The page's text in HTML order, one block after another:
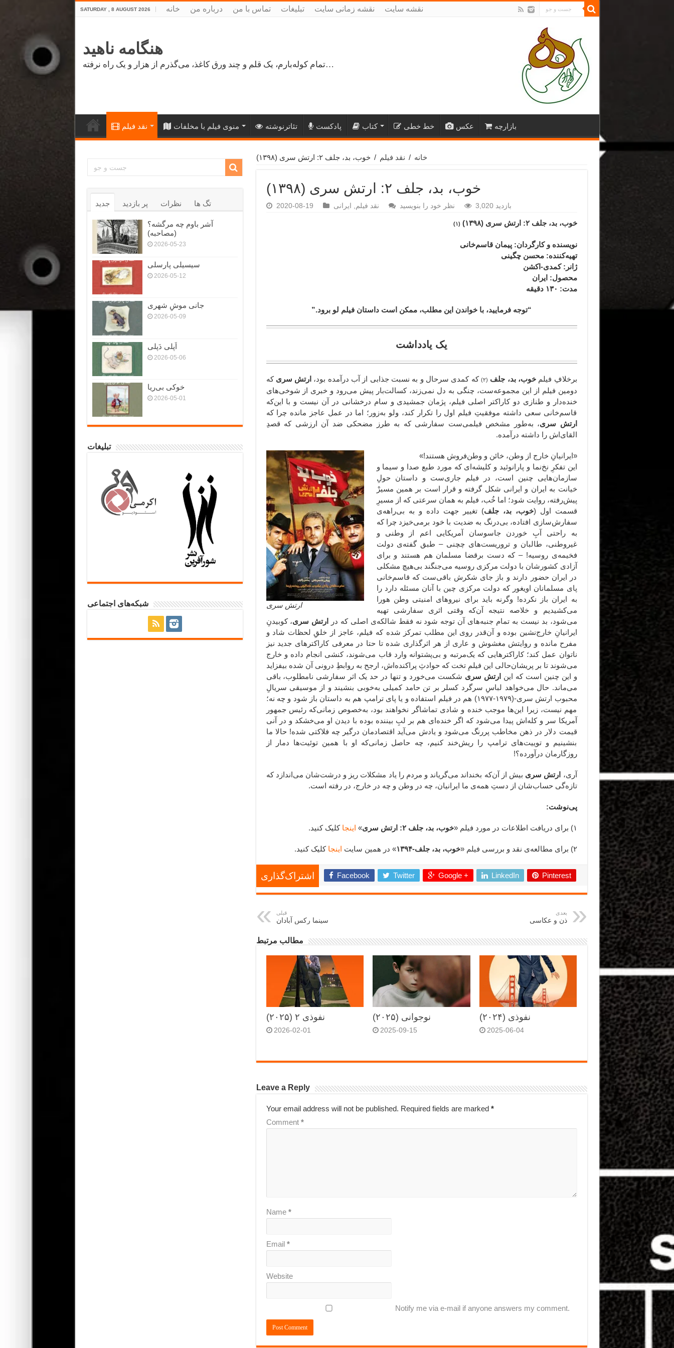
SATURDAY , 8 AUGUST 2026 خانه درباره من تماس با من تبلیغات نقشه زمانی سایت نقشه سایت
هنگامه ناهید
تمام کوله‌بارم، یک قلم و چند ورق کاغذ، می‌گذرم از هزار و یک راه نرفته…
نقد فیلم منوی فیلم با مخلفات تئاترنوشته پادکست کتاب خط خطی عکس بازارچه
خانه / نقد فیلم / خوب، بد، جلف ۲: ارتش سری (۱۳۹۸)
خوب، بد، جلف ۲: ارتش سری (۱۳۹۸)
2020-08-19 نقد فیلم ایرانی نظر خود را بنویسید 3,020 بازدید
خوب، بد، جلف ۲: ارتش سری (۱۳۹۸) (۱)
نویسنده و کارگردان: پیمان قاسم‌خانی
تهیه‌کننده: محسن چگینی
ژانر : کمدی-اکشن
محصول: ایران
مدت: ۱۳۰ دقیقه
“توجه فرمایید،‌ با خواندن این مطلب، ممکن است داستان فیلم لو برود.”
یک یادداشت
برخلافِ فیلمخوب، بد، جلف (۲) که کمدی سرحال و به نسبت جذابی از آب درآمده بود، ارتش سری که
دومین فیلم از این مجموعه‌ست، چنگی به دل نمی‌زند، کسالت‌بار پیش می‌رود و خبری از شوخی‌های
خنده‌دار و طنازی دو کاراکتر اصلی فیلم، پژمان جمشیدی و سام درخشانی در آن نیست و با این‌که
قاسم‌خانی سعی داشته موفقیتِ فیلم اول را تکرار کند، ولو به‌زور؛ اما در عمل عاجز مانده چرا که
ارتش سری، به‌طور مشخص فیلمی‌ست سفارشی که به طرز مضحکی ضد آن ارزشی که قصدِ
القای‌اش را داشته درآمده.
ارتش سری
«ایرانیانِ خارج از وطن، خائن و وطن‌فروش هستند!»
این تفکرِ نخ‌نما و پارانوئید و کلیشه‌ای که مورد طبع صدا و سیما و
سازمان‌هایی چنین است، در فیلم جاری‌ست و داستان حولِ
خیانت به ایران و ایرانی شکل گرفته و قرار است بر همین مسیرْ
پیش‌رفته، روایت شود؛ اما خُب، فیلم به همان سرعتی که از مسیرِ
قسمت اول (خوب، بد، جلف) تغییر جهت داده و به بی‌راهه‌ی
سفارش‌سازی افتاده، بی‌درنگ به ضدیت با خود برمی‌خیزد چرا که
به راحتی آبِ خوردن جاسوسان آمریکایی اعم از وطنی و
غیروطنی، طالبان و تروریست‌های چچنی – طبق گفته‌ی دولت
فخیمه‌ی روسیه! – که دست برقضا مسلمان هم هستند و برای
آزادی کشورشان با دولت مرکزی روسیه می‌جنگند بی‌هیچ مشکلی
در ایران حضور دارند و باز جای شکرش باقی‌ست که قاسم‌خانی
پای مسلمانان اویغور که دولت مرکزی چین با آنان مسئله دارد را
به ایران باز نکرده! وگرنه باید برای نیروهای امنیتی وطن هورا
می‌کشیدیم و خلاصه نتیجه آن‌که وقتی اثری سفارشی تهیه
می‌شود، بد نیست به تمام جنبه‌های آن توجه شود نه فقط شالکه‌ی اصلی که در
ارتش سری، کوبیدنِ
ایرانیانِ خارج‌نشین بوده و آن‌قدر روی این مطلب تمرکز شده که فیلم، عاجز از خلقِ لحظات شاد و
مفرح مانده و روایتش مغشوش و عاری از هر اثرگذاری شده تا حتا در معرفی کاراکترهای جدید نیز
ناتوان عمل کند؛ کاراکترهایی که یک‌مرتبه و بی‌پشتوانه وارد قاب می‌شوند، کنشی انجام داده و خارج
می‌شوند تا بر پریشان‌حالی این فیلمِ تخت که حوادثِ پراکنده‌اش، ارجح به روابطِ درونی آن شده بیفزاید
و این چنین است که این ارتش سری شکست می‌خورد و تنها در حد یک اثر سفارشی نامطلوب، باقی
می‌ماند. حال می‌خواهد لباسِ سرگرد کسلر بر تن حامد کمیلی به‌خوبی بنشیند و از موسیقی سریالِ
محبوب ارتش سری-(۱۹۷۹-۱۹۷۷) هم در فیلم استفاده و یا پای ترامپ هم به داستان باز شود و چه نه؛
مهم نیست، زیرا این‌ها موجب خنده و شادی تماشاگر نخواهند بود، به‌خصوص زمانی‌که رئیس جمهور
آمریکا سر و کله‌اش پیدا می‌شود که اگر خنده‌ای هم بر لبِ بیننده بوده با دیدن او می‌خشکد و در آنی
قیمت دلار در ذهن مخاطب پررنگ می‌شود و یادش می‌آید اقتصادمان درگیر چه فلاکتی شده! حالا ما
بنشینیم و توییت‌های ترامپ را ریش‌خند کنیم، چه حاصل زمانی‌که او با همین توئیت‌ها دمار از
روزگارمان درآورده؟!
آری، ارتش سری بیش از آن‌که بخنداند می‌گریاند و مردم را یاد مشکلات ریز و درشت‌شان می‌اندازد که
تازه‌گی حساب‌شان از دستِ همه‌ی ما ایرانیان، چه در وطن و چه در خارج، در رفته است.
پی‌نوشت:
۱) برای دریافت اطلاعات در مورد فیلم « خوب، بد، جلف ۲: ارتش سری » ‌ اینجا کلیک کنید.
۲) برای مطالعه‌ی نقد و بررسی فیلم « خوب، بد، جلف-۱۳۹۴ » در همین سایت اینجا کلیک کنید.
اشتراک‌گذاری Facebook Twitter Google + LinkedIn Pinterest
قبلی
سینما رکس آبادان
بعدی
ذن و عکاسی
مطالب مرتبط
نفوذی ۲ (۲۰۲۵)
2026-02-01
نوجوانی (۲۰۲۵)
2025-09-15
نفوذی (۲۰۲۴)
2025-06-04
Leave a Reply
Your email address will not be published. Required fields are marked *
Comment *
Name *
Email *
Website
Notify me via e-mail if anyone answers my comment.
جدید پر بازدید نظرات تگ ها
آشر باوم چه مرگشه؟
(مصاحبه)
2026-05-23
سیسیلی پارسلی
2026-05-12
جانی موشِ شهری
2026-05-09
اَپلی دَپلی
2026-05-06
خوکی بی‌ریا
2026-05-01
تبلیغات
شبکه‌های اجتماعی